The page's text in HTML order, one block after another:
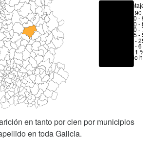
Porcentajes
> 90 %
80 -
70 -
50 -
25 -
6 - 25
1 - 6 %
< 1 %
No hay
en tanto por cien por municipios
en toda Galicia.